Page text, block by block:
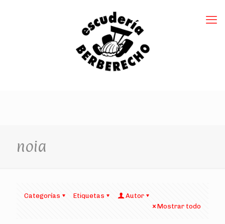
noia
Categorías Etiquetas
Autor
Mostrar todo